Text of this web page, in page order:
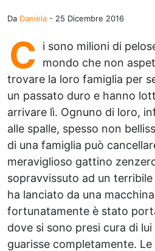
Da Daniela - 25 Dicembre 2016
C
i sono milioni di
mondo che non
trovare la loro famiglia per
un passato duro e hanno
arrivare lì. Ognuno di loro,
alle spalle, spesso non
di una famiglia può
meraviglioso gattino
sopravvissuto ad un
ha lanciato da una
fortunatamente è stato
dove si sono presi cura di
guarisse completamente.